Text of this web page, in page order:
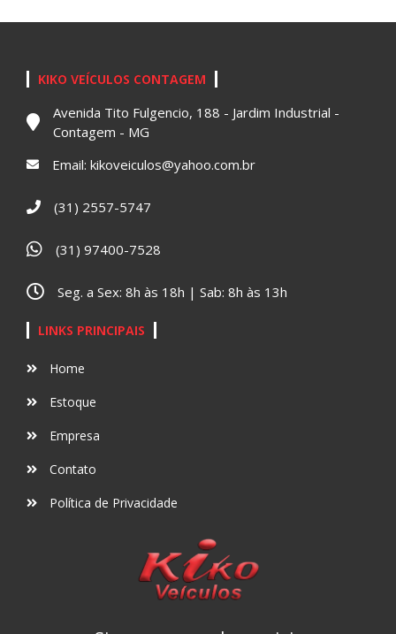
KIKO VEÍCULOS CONTAGEM
Avenida Tito Fulgencio, 188 - Jardim Industrial -
Contagem - MG
Email: kikoveiculos@yahoo.com.br
(31) 2557-5747
(31) 97400-7528
Seg. a Sex: 8h às 18h | Sab: 8h às 13h
LINKS PRINCIPAIS
Home
Estoque
Empresa
Contato
Política de Privacidade